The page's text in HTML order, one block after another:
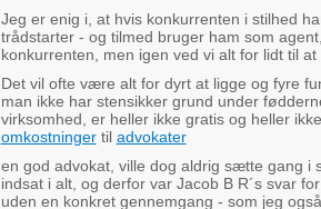
Jeg er enig i, at hvis konkurrenten i stilhed
trådstarter - og tilmed bruger ham som
konkurrenten, men igen ved vi alt for lidt til
Det vil ofte være alt for dyrt at ligge og fyre
man ikke har stensikker grund under
virksomhed, er heller ikke gratis og heller
omkostningertil advokater
en god advokat, ville dog aldrig sætte gang i
indsat i alt, og derfor var Jacob B R´s svar
uden en konkret gennemgang - som jeg